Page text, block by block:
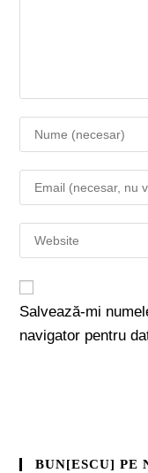
Salvează-mi
navigator pentru
BUN[ESCU] PE